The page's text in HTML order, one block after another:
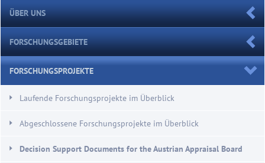
ÜBER UNS
FORSCHUNGSGEBIETE
FORSCHUNGSPROJEKTE
Laufende Forschungsprojekte im Überblick
Abgeschlossene Forschungsprojekte im Überblick
Decision Support Documents for the Austrian Appraisal Board